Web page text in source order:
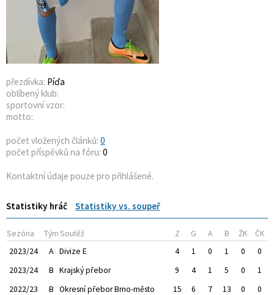
přezdívka: Píďa
oblíbený klub:
sportovní vzor:
motto:
počet vložených článků: 0
počet příspěvků na fóru: 0
Kontaktní údaje pouze pro přihlášené.
Statistiky hráč Statistiky vs. soupeř
Sezóna TýmSoutěž Z G A B ŽK
ČK
2023/24
A Divize E 4 1 0 1 0
0
2023/24
B Krajský přebor 9 4 1 5 0
1
2022/23
B Okresní přebor Brno-město 15 6 7 13 0
0